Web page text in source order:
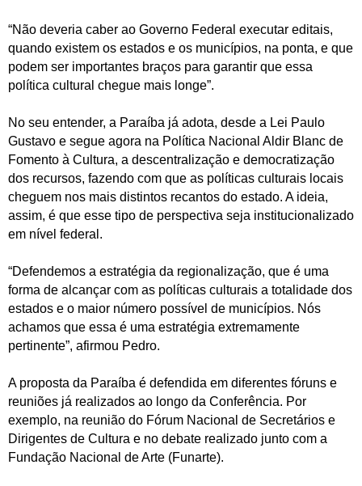
“Não deveria caber ao Governo Federal executar editais,
quando existem os estados e os municípios, na ponta, e que
podem ser importantes braços para garantir que essa
política cultural chegue mais longe”.
No seu entender, a Paraíba já adota, desde a Lei Paulo
Gustavo e segue agora na Política Nacional Aldir Blanc de
Fomento à Cultura, a descentralização e democratização
dos recursos, fazendo com que as políticas culturais locais
cheguem nos mais distintos recantos do estado. A ideia,
assim, é que esse tipo de perspectiva seja institucionalizado
em nível federal.
“Defendemos a estratégia da regionalização, que é uma
forma de alcançar com as políticas culturais a totalidade dos
estados e o maior número possível de municípios. Nós
achamos que essa é uma estratégia extremamente
pertinente”, afirmou Pedro.
A proposta da Paraíba é defendida em diferentes fóruns e
reuniões já realizados ao longo da Conferência. Por
exemplo, na reunião do Fórum Nacional de Secretários e
Dirigentes de Cultura e no debate realizado junto com a
Fundação Nacional de Arte (Funarte).